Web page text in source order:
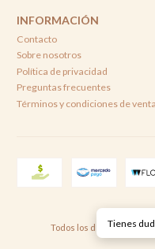
INFORMACIÓN
Contacto
Sobre nosotros
Política de privacidad
Preguntas frecuentes
Términos y condiciones de venta
Todos los derechos
Tienes